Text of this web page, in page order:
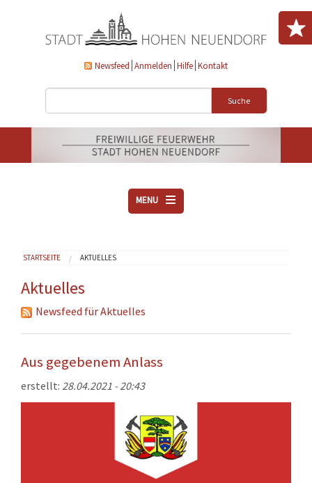
Newsfeed Anmelden Hilfe Kontakt
Suche
MENU
DOWNLOADS
Sie sind hier
STARTSEITE AKTUELLES
Aktuelles
Newsfeed für Aktuelles
Aus gegebenem Anlass
erstellt: 28.04.2021 - 20:43